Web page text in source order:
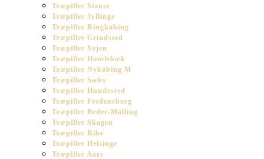
Træpiller Struer
Træpiller Jyllinge
Træpiller Ringkøbing
Træpiller Grindsted
Træpiller Vejen
Træpiller Humlebæk
Træpiller Nykøbing M
Træpiller Sæby
Træpiller Hundested
Træpiller Fredensborg
Træpiller Beder-Malling
Træpiller Skagen
Træpiller Ribe
Træpiller Helsinge
Træpiller Aars